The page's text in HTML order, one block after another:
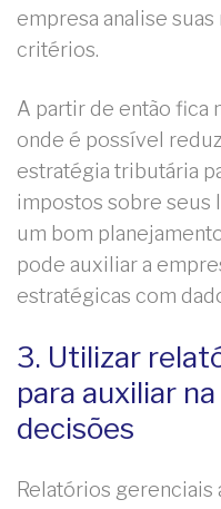
empresa analise
critérios.
A partir de então fica
onde é possível
estratégia tributária
impostos sobre seus
um bom
pode auxiliar a
estratégicas com
3. Utilizar
para auxiliar
decisões
Relatórios